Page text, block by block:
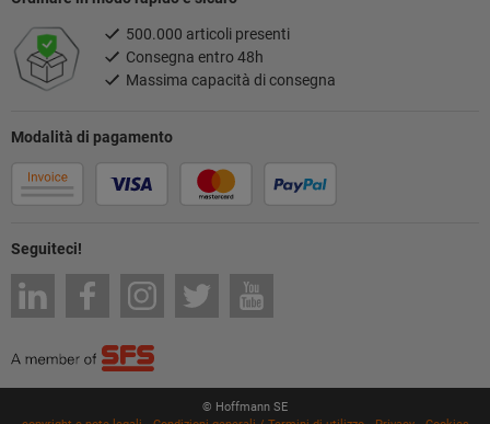
Seguiteci!
Modalità di pagamento
500.000 articoli presenti
Consegna entro 48h
Massima capacità di consegna
© Hoffmann SE